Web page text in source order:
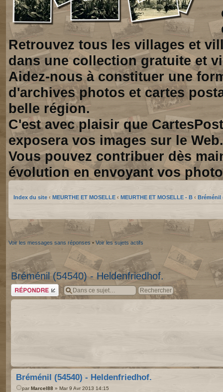
Retrouvez tous les villages et
dans une collection gratuite et
Aidez-nous à constituer une
d'archives photos et cartes
belle région.
C'est avec plaisir que
exposera vos images sur le Web.
Vous pouvez contribuer dès
évolution en envoyant vos
Index du site ‹ MEURTHE ET MOSELLE ‹ MEURTHE ET MOSELLE - B ‹ Bréménil
Voir les messages sans réponses • Voir les sujets actifs
Bréménil (54540) - Heldenfriedhof.
Répondre
Bréménil (54540) - Heldenfriedhof.
par Marcel88 » Mar 9 Avr 2013 14:15